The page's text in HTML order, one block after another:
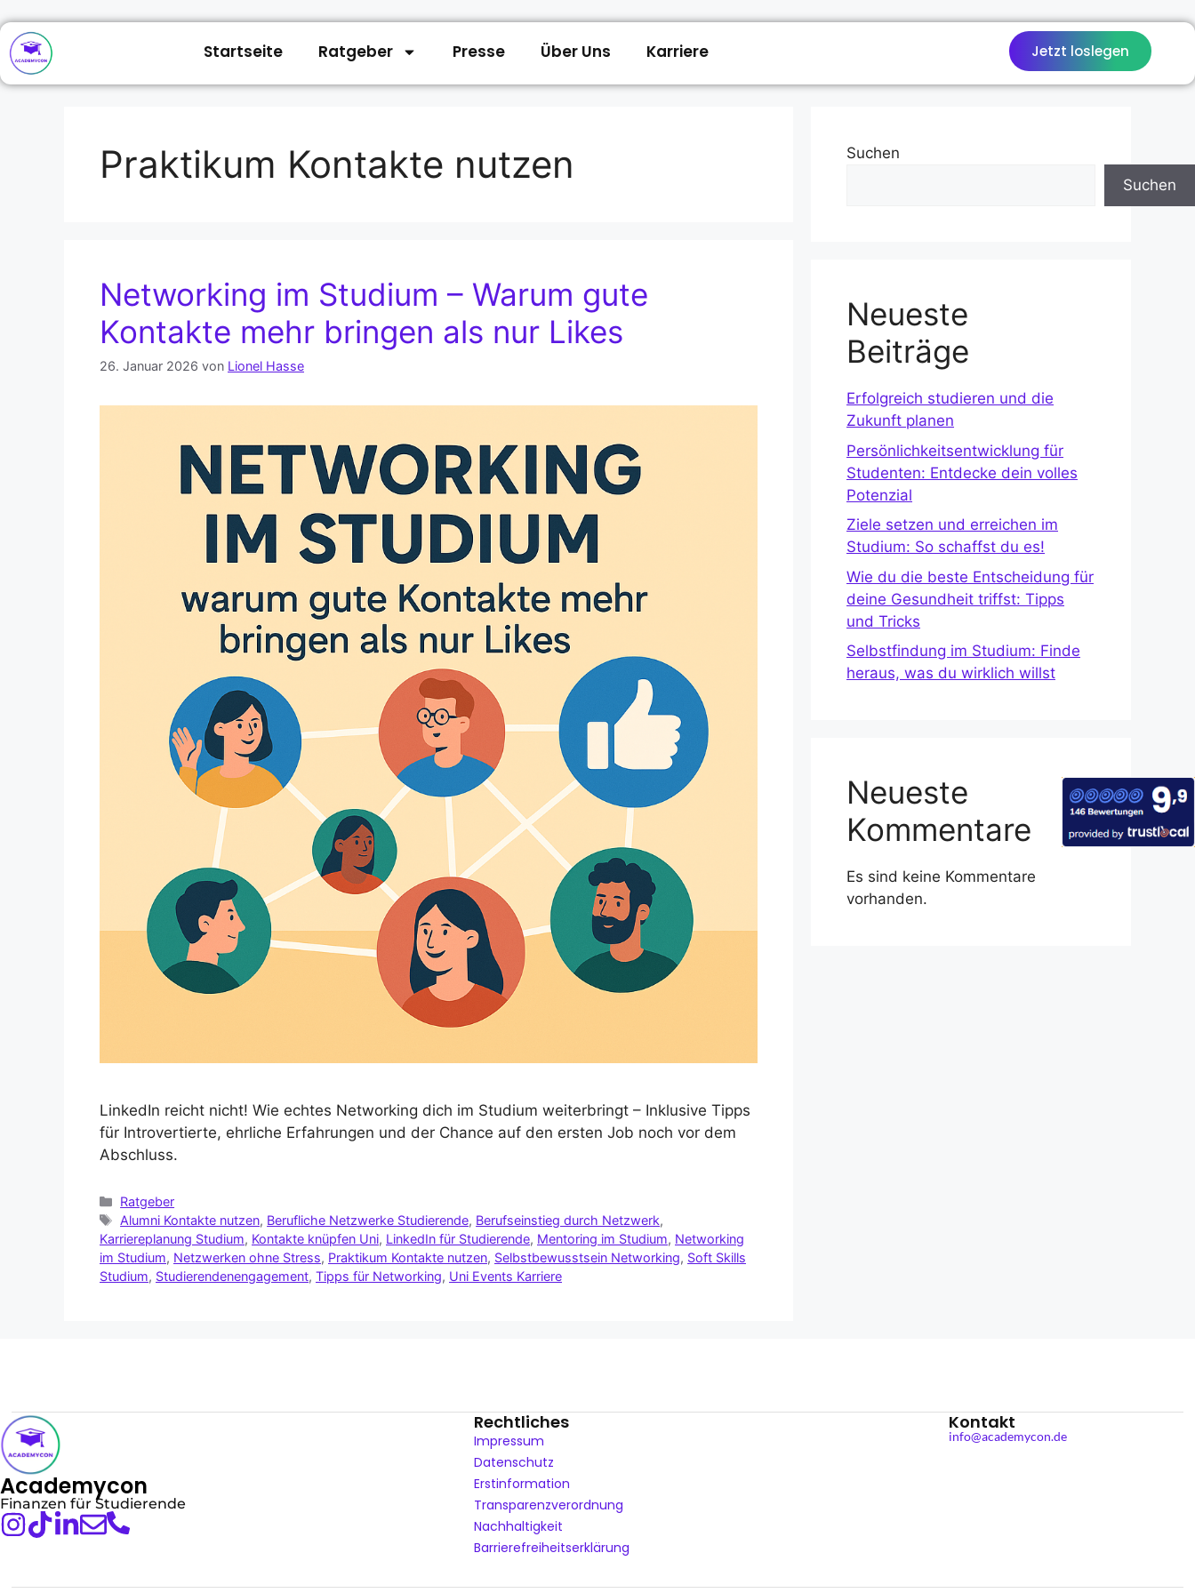
Startseite Ratgeber Presse Über Uns Karriere Jetzt loslegen
Praktikum Kontakte nutzen
Networking im Studium – Warum gute
Kontakte mehr bringen als nur Likes
26. Januar 2026 von Lionel Hasse
LinkedIn reicht nicht! Wie echtes Networking dich im Studium weiterbringt – Inklusive Tipps
für Introvertierte, ehrliche Erfahrungen und der Chance auf den ersten Job noch vor dem
Abschluss.
Ratgeber
Alumni Kontakte nutzen, Berufliche Netzwerke Studierende, Berufseinstieg durch Netzwerk,
Karriereplanung Studium, Kontakte knüpfen Uni, LinkedIn für Studierende, Mentoring im Studium, Networking
im Studium, Netzwerken ohne Stress, Praktikum Kontakte nutzen, Selbstbewusstsein Networking, Soft Skills
Studium, Studierendenengagement, Tipps für Networking, Uni Events Karriere
Suchen
Suchen
Neueste
Beiträge
Erfolgreich studieren und die
Zukunft planen
Persönlichkeitsentwicklung für
Studenten: Entdecke dein volles
Potenzial
Ziele setzen und erreichen im
Studium: So schaffst du es!
Wie du die beste Entscheidung für
deine Gesundheit triffst: Tipps
und Tricks
Selbstfindung im Studium: Finde
heraus, was du wirklich willst
Neueste
Kommentare
Es sind keine Kommentare
vorhanden.
Academycon
Finanzen für Studierende
Rechtliches
Impressum
Datenschutz
Erstinformation
Transparenzverordnung
Nachhaltigkeit
Barrierefreiheitserklärung
Kontakt
info@academycon.de